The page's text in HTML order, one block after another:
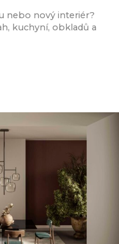
nebo nový interiér?
kuchyní, obkladů a